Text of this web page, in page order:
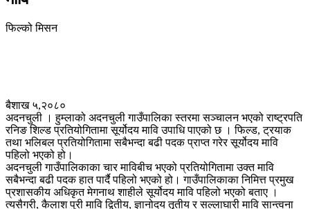
फिल्को मिसन
बैशाख ५,२०८०
अदनचुली । हुम्लाको अदनचुली गाउँपालिका स्तरमा सञ्चालन भएको राष्ट्रपति
रनिङ शिल्ड प्रतियोगितामा सूर्योदय मावि उपाधि पाएको छ । फिल्ड, ट्रयाक
तथा भलिबल प्रतियोगितामा सबैभन्दा बढी पदक प्राप्त गरेर सूर्योदय मावि
पहिलो भएको हो।
अदनचुली गाउँपालिकाका चार माविबीच भएको प्रतियोगितामा उक्त मावि
सबैभन्दा बढी पदक हात पार्दै पहिलो भएको हो। गाउँपालिकाका निमित्त प्रमुख
प्रशासकीय अधिकृत मेगनाथ शाहीले सूर्योदय मावि पहिलो भएको बताए ।
त्यसैगरी, कैलाश पुरी मावि द्वितीय, ज्ञानोदय तृृतीय र सल्लाघारी मावि सान्त्वना